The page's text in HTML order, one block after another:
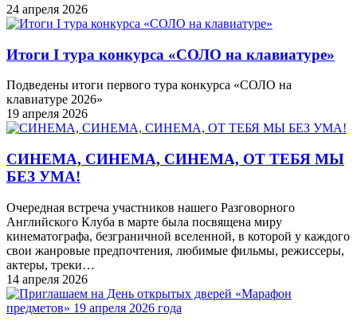
24 апреля 2026
Итоги I тура конкурса «СОЛО на клавиатуре»
Подведены итоги первого тура конкурса «СОЛО на
клавиатуре 2026»
19 апреля 2026
СИНЕМА, СИНЕМА, СИНЕМА, ОТ ТЕБЯ МЫ
БЕЗ УМА!
Очередная встреча участников нашего Разговорного
Английского Клуба в марте была посвящена миру
кинематографа, безграничной вселенной, в которой у каждого
свои жанровые предпочтения, любимые фильмы, режиссеры,
актеры, треки…
14 апреля 2026